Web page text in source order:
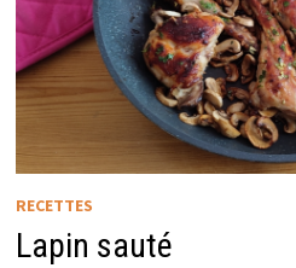
RECETTES
Lapin sauté